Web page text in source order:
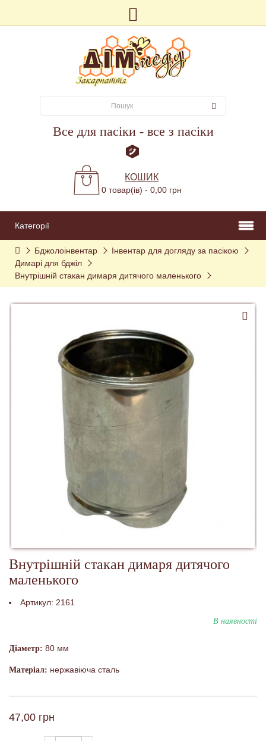
Все для пасіки - все з пасіки
КОШИК
0 товар(ів) - 0,00 грн
Категорії
Бджолоінвентар
Інвентар для догляду за пасікою
Димарі для бджіл
Внутрішній стакан димаря дитячого маленького
Внутрішній стакан димаря дитячого
маленького
Артикул: 2161
В наявності
Діаметр: 80 мм
Матеріал: нержавіюча сталь
47,00 грн